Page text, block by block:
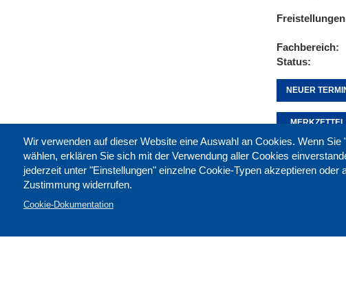
Freistellungen
Fachbereich
Status
NEUER
MERKZETTEL
Wir verwenden auf dieser Website eine Auswahl an Cookies. Wenn
wählen, erklären Sie sich mit der Verwendung aller Cookies
jederzeit unter "Einstellungen" einzelne Cookie-Typen akzeptieren oder
Zustimmung widerrufen.
Cookie-Dokumentation
Diese Seite